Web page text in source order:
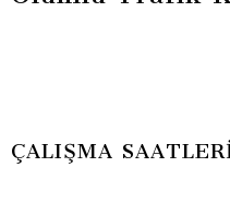
ÇALIŞMA